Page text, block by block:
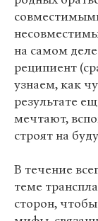
на самом
реципиент
узнаем, как
результате
мечтают,
строят на
В течение
теме
сторон, чтобы